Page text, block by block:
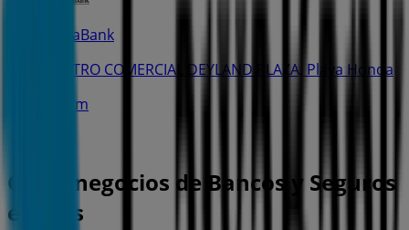
CaixaBank
CENTRO COMERCIAL DEYLAND PLAZA, Playa Honda
6.3 km
Otros negocios de Bancos y Seguros
en Tías